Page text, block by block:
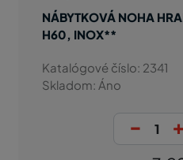
NÁBYTKOVÁ NOHA
H60, INOX**
Katalógové číslo: 2341
Skladom: Áno
- +